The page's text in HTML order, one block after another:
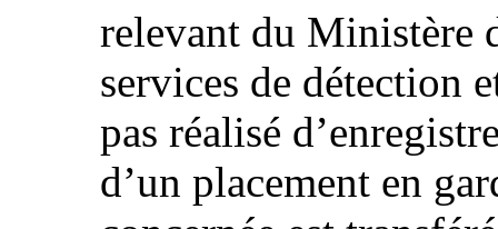
relevant du Ministère
services de détection
pas réalisé
d’un placement en